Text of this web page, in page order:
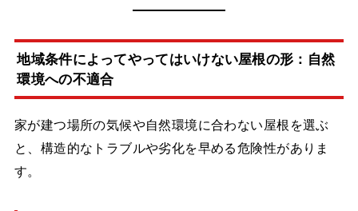
地域条件によってやってはいけない屋根の形：自然
環境への不適合
家が建つ場所の気候や自然環境に合わない屋根を選ぶ
と、構造的なトラブルや劣化を早める危険性がありま
す。